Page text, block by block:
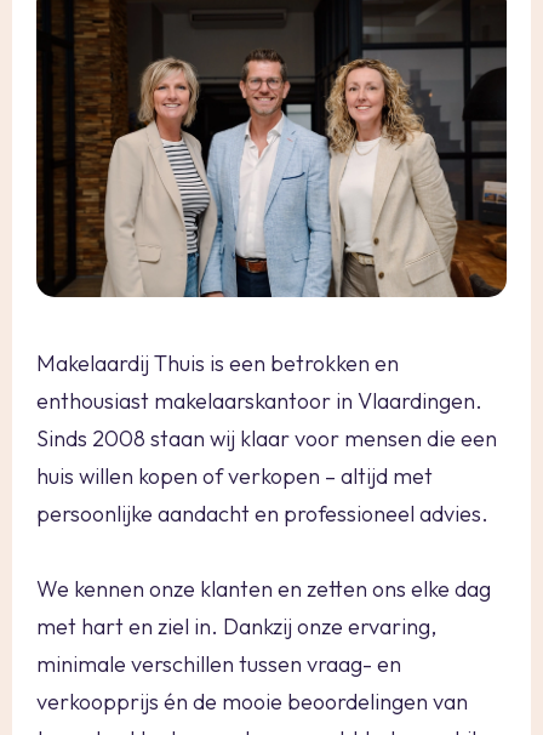
Makelaardij Thuis is een betrokken en
enthousiast makelaarskantoor in Vlaardingen.
Sinds 2008 staan wij klaar voor mensen die een
huis willen kopen of verkopen – altijd met
persoonlijke aandacht en professioneel advies.
We kennen onze klanten en zetten ons elke dag
met hart en ziel in. Dankzij onze ervaring,
minimale verschillen tussen vraag- en
verkoopprijs én de mooie beoordelingen van